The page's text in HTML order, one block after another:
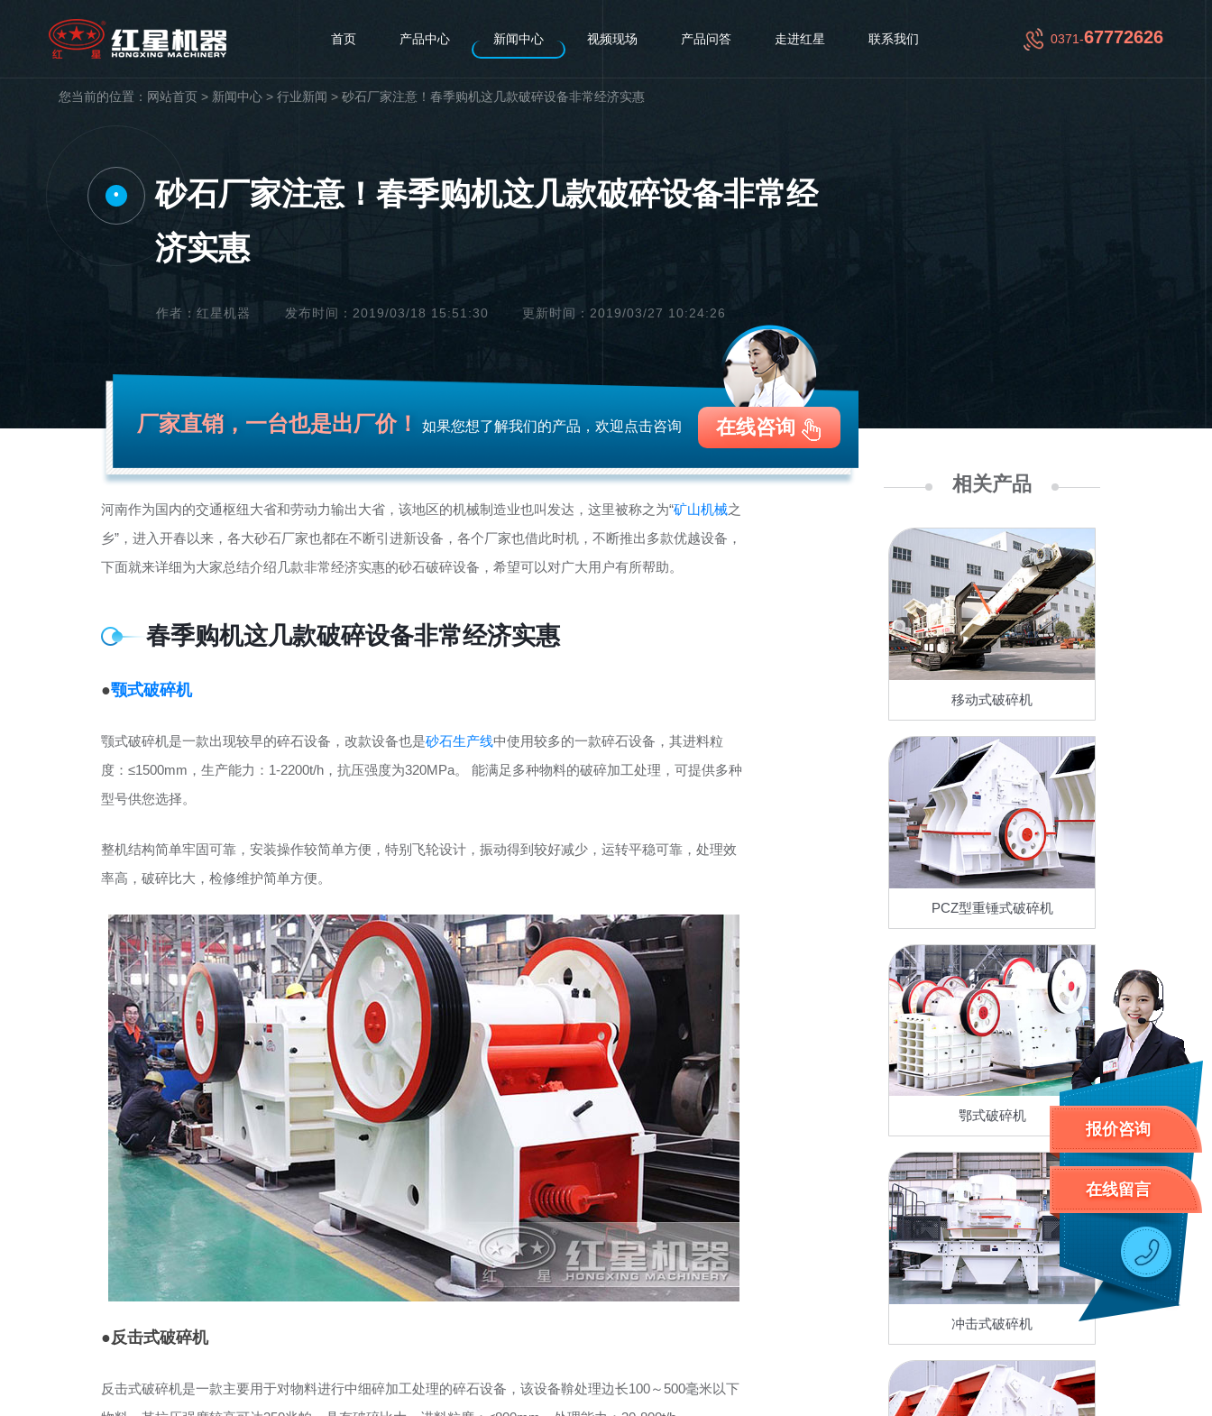
首页 产品中心 新闻中心 视频现场 产品问答 走进红星 联系我们 0371-67772626
您当前的位置： 网站首页 > 新闻中心 > 行业新闻 > 砂石厂家注意！春季购机这几款破碎设备非常经济实惠
•
砂石厂家注意！春季购机这几款破碎设备非常经
济实惠
作者：红星机器 发布时间：2019/03/18 15:51:30 更新时间：2019/03/27 10:24:26
厂家直销，一台也是出厂价！ 如果您想了解我们的产品，欢迎点击咨询 在线咨询
河南作为国内的交通枢纽大省和劳动力输出大省，该地区的机械制造业也叫发达，这里被称之为“矿山机械之
乡”，进入开春以来，各大砂石厂家也都在不断引进新设备，各个厂家也借此时机，不断推出多款优越设备，
下面就来详细为大家总结介绍几款非常经济实惠的砂石破碎设备，希望可以对广大用户有所帮助。
春季购机这几款破碎设备非常经济实惠
●颚式破碎机
颚式破碎机是一款出现较早的碎石设备，改款设备也是砂石生产线中使用较多的一款碎石设备，其进料粒
度：≤1500mm，生产能力：1-2200t/h，抗压强度为320MPa。 能满足多种物料的破碎加工处理，可提供多种
型号供您选择。
整机结构简单牢固可靠，安装操作较简单方便，特别飞轮设计，振动得到较好减少，运转平稳可靠，处理效
率高，破碎比大，检修维护简单方便。
●反击式破碎机
反击式破碎机是一款主要用于对物料进行中细碎加工处理的碎石设备，该设备鞥处理边长100～500毫米以下
相关产品
移动式破碎机
PCZ型重锤式破碎机
鄂式破碎机
冲击式破碎机
报价咨询
在线留言